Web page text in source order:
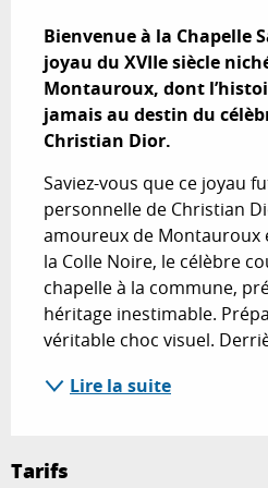
Bienvenue à la Chapelle
joyau du XVIIe siècle
Montauroux, dont
jamais au destin du
Christian Dior.
Saviez-vous que ce joyau
personnelle de Christian
amoureux de Montauroux
la Colle Noire, le célèbre
chapelle à la commune,
héritage inestimable.
véritable choc visuel.
Lire la suite
Tarifs